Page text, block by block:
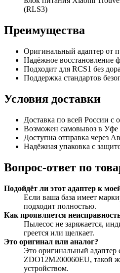
(RLS3)
Преимущества
Оригинальный адаптер от
Надёжное восстановление
Подходит для RCS1 без
Поддержка стандартов
Условия доставки
Доставка по всей России с
Возможен самовывоз в Уфе
Доступна отправка через
Надёжная упаковка с
Вопрос‑ответ по
Подойдёт ли этот адаптер к
Если ваша база имеет
подходит полностью.
Как проявляется
Пылесос не заряжается,
греется или щелкает.
Это оригинал или аналог?
Это оригинальный адаптер
ZDO12M200060EU, такой
устройством.